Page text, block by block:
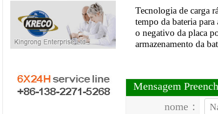
Tecnologia de carga
tempo da bateria
o negativo da placa
armazenamento da
Mensagem
nome：